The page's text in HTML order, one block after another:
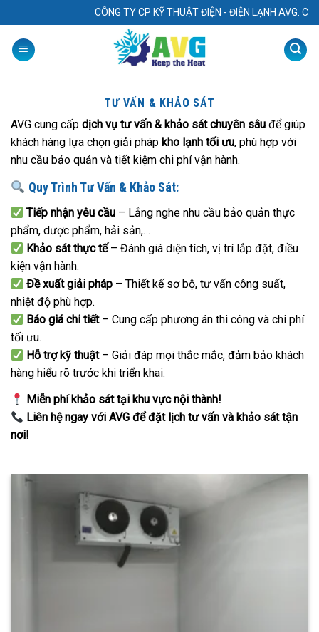
to
content
CÔNG TY CP KỸ THUẬT ĐIỆN - ĐIỆN LẠNH AVG.
TƯ VẤN & KHẢO SÁT
AVG cung cấp dịch vụ tư vấn & khảo sát chuyên sâu để giúp
khách hàng lựa chọn giải pháp kho lạnh tối ưu, phù hợp với
nhu cầu bảo quản và tiết kiệm chi phí vận hành.
Quy Trình Tư Vấn & Khảo Sát:
Tiếp nhận yêu cầu – Lắng nghe nhu cầu bảo quản thực
phẩm, dược phẩm, hải sản,…
Khảo sát thực tế– Đánh giá diện tích, vị trí lắp đặt, điều
kiện vận hành.
Đề xuất giải pháp – Thiết kế sơ bộ, tư vấn công suất,
nhiệt độ phù hợp.
Báo giá chi tiết– Cung cấp phương án thi công và chi phí
tối ưu.
Hỗ trợ kỹ thuật– Giải đáp mọi thắc mắc, đảm bảo khách
hàng hiểu rõ trước khi triển khai.
Miễn phí khảo sát tại khu vực nội thành!
Liên hệ ngay với AVG để đặt lịch tư vấn và khảo sát tận
nơi!